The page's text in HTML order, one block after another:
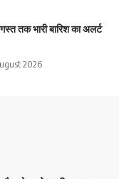
तक भारी बारिश का अलर्ट
2026